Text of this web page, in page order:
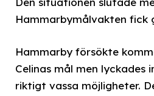
Hammarbymålvakten fick
Hammarby försökte
Celinas mål men lyckades
riktigt vassa möjligheter.